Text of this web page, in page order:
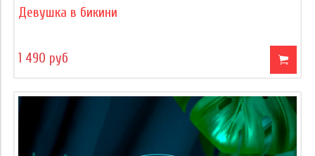
Девушка в бикини
1 490 руб